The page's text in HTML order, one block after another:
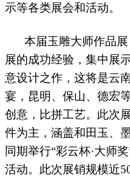
示等各类展会和活动。
本届玉雕大师作品
展的成功经验，集中展
意设计之作，这将是云
宴，昆明、保山、德宏
创意，比拼工艺。此次
件为主，涵盖和田玉、
同期举行“彩云杯·大师
活动。此次展销规模近